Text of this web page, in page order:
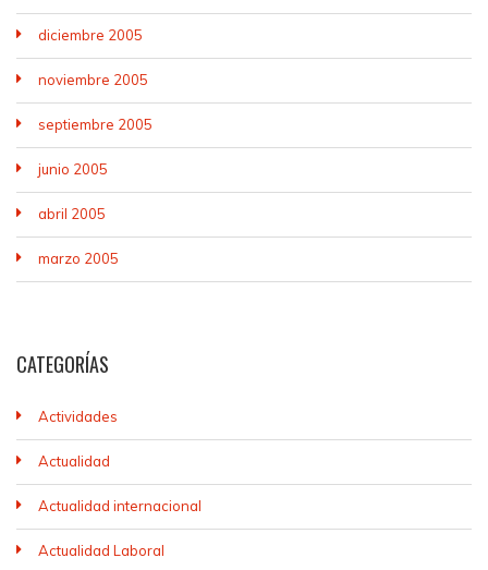
diciembre 2005
noviembre 2005
septiembre 2005
junio 2005
abril 2005
marzo 2005
CATEGORÍAS
Actividades
Actualidad
Actualidad internacional
Actualidad Laboral